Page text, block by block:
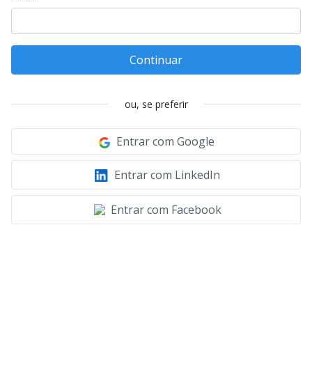
Continuar
ou, se preferir
Entrar com Google
Entrar com LinkedIn
Entrar com Facebook